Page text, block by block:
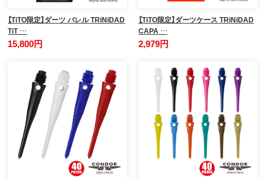
【TiTO限定】ダーツ バレル TRiNiDAD
TiT …
15,800円
【TiTO限定】ダーツケース TRiNiDAD
CAPA …
2,979円